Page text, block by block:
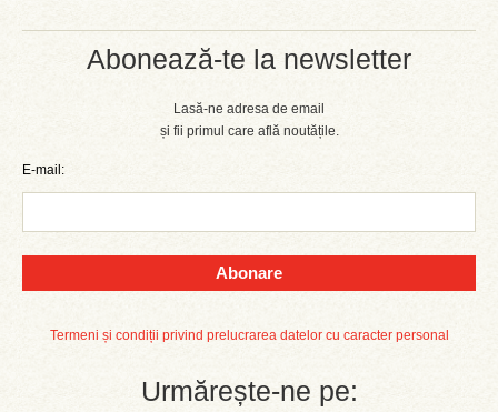
Abonează-te la newsletter
Lasă-ne adresa de email
și fii primul care află noutățile.
E-mail:
Abonare
Termeni și condiții privind prelucrarea datelor cu caracter personal
Urmărește-ne pe: